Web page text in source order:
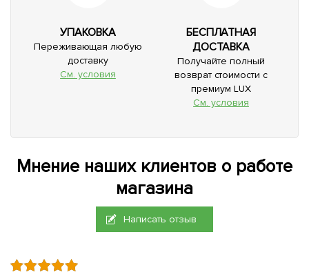
УПАКОВКА
Переживающая любую
доставку
См. условия
БЕСПЛАТНАЯ
ДОСТАВКА
Получайте полный
возврат стоимости с
премиум LUX
См. условия
Мнение наших клиентов о работе
магазина
Написать отзыв